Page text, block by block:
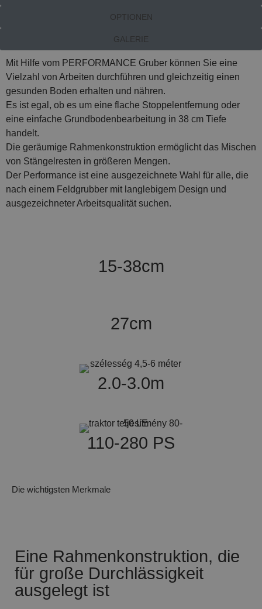
OPTIONEN
GALERIE
Mit Hilfe vom PERFORMANCE Gruber können Sie eine
Vielzahl von Arbeiten durchführen und gleichzeitig einen
gesunden Boden erhalten und nähren.
Es ist egal, ob es um eine flache Stoppelentfernung oder
eine einfache Grundbodenbearbeitung in 38 cm Tiefe
handelt.
Die geräumige Rahmenkonstruktion ermöglicht das Mischen
von Stängelresten in größeren Mengen.
Der Performance ist eine ausgezeichnete Wahl für alle, die
nach einem Feldgrubber mit langlebigem Design und
ausgezeichneter Arbeitsqualität suchen.
15-38cm
27cm
2.0-3.0m
110-280 PS
Die wichtigsten Merkmale
Eine Rahmenkonstruktion, die
für große Durchlässigkeit
ausgelegt ist